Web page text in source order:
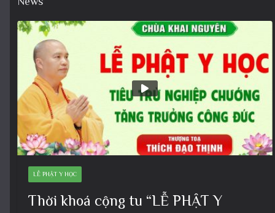
LỄ PHẬT Y HỌC
Thời khoá cộng tu “LỄ PHẬT Y